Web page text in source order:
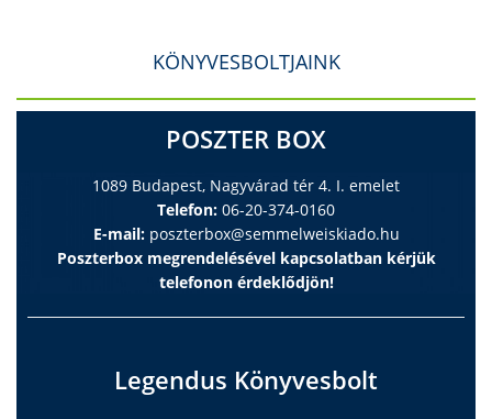
KÖNYVESBOLTJAINK
POSZTER BOX
1089 Budapest, Nagyvárad tér 4. I. emelet
Telefon: 06-20-374-0160
E-mail: poszterbox@semmelweiskiado.hu
Poszterbox megrendelésével kapcsolatban kérjük
telefonon érdeklődjön!
Legendus Könyvesbolt